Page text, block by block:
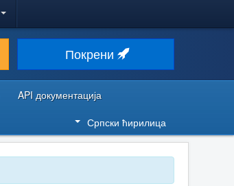
Покрени
API документација
Српски ћирилица